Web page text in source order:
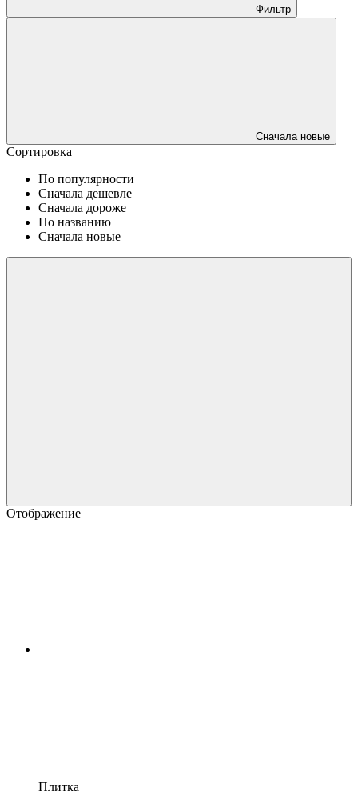
Фильтр
Сначала новые
Сортировка
По популярности
Сначала дешевле
Сначала дороже
По названию
Сначала новые
Отображение
Плитка